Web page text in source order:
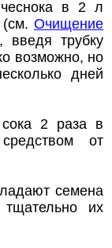
чеснока в 2 л
Очищение
введя трубку
возможно, но
дней
2 раза в
от
семена
их